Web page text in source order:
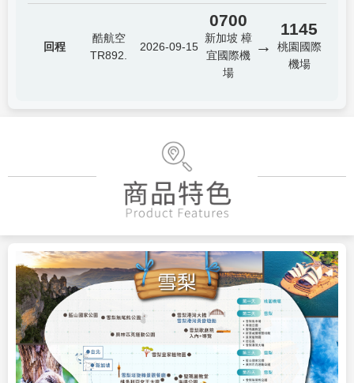
回程
酷航空
TR892.
2026-09-15
0700
新加坡 樟
宜國際機
場
→
1145
桃園國際
機場